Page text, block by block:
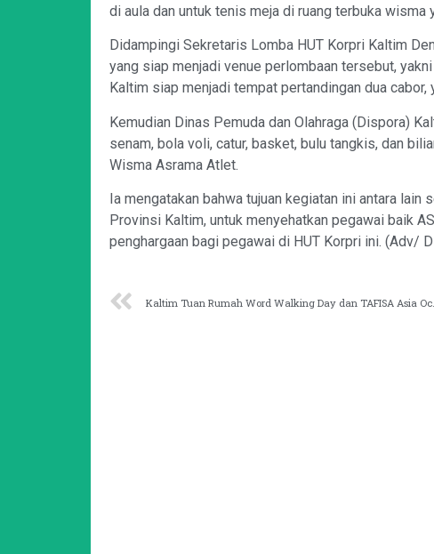
di aula dan untuk tenis meja di ruang terbuka wisma
Didampingi Sekretaris Lomba HUT Korpri Kaltim
yang siap menjadi venue perlombaan tersebut,
Kaltim siap menjadi tempat pertandingan dua
Kemudian Dinas Pemuda dan Olahraga (Dispora)
senam, bola voli, catur, basket, bulu tangkis, dan
Wisma Asrama Atlet.
Ia mengatakan bahwa tujuan kegiatan ini antara
Provinsi Kaltim, untuk menyehatkan pegawai baik
penghargaan bagi pegawai di HUT Korpri ini. (Adv/